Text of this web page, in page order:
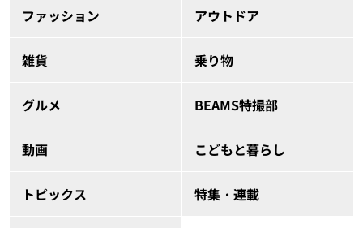
ファッション アウトドア
雑貨 乗り物
グルメ BEAMS特撮部
動画 こどもと暮らし
トピックス 特集・連載